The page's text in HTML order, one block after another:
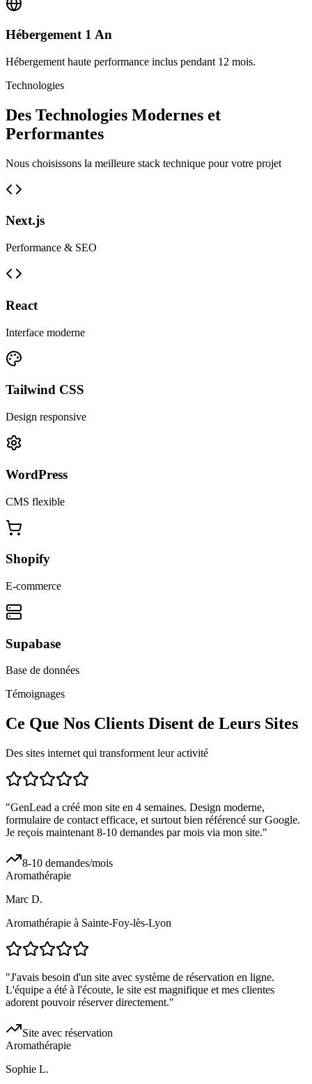
Hébergement 1 An
Hébergement haute performance inclus pendant 12 mois.
Technologies
Des Technologies Modernes et
Performantes
Nous choisissons la meilleure stack technique pour votre projet
Next.js
Performance & SEO
React
Interface moderne
Tailwind CSS
Design responsive
WordPress
CMS flexible
Shopify
E-commerce
Supabase
Base de données
Témoignages
Ce Que Nos Clients Disent de Leurs Sites
Des sites internet qui transforment leur activité
"GenLead a créé mon site en 4 semaines. Design moderne,
formulaire de contact efficace, et surtout bien référencé sur Google.
Je reçois maintenant 8-10 demandes par mois via mon site."
8-10 demandes/mois
Aromathérapie
Marc D.
Aromathérapie à Sainte-Foy-lès-Lyon
"J'avais besoin d'un site avec système de réservation en ligne.
L'équipe a été à l'écoute, le site est magnifique et mes clientes
adorent pouvoir réserver directement."
Site avec réservation
Aromathérapie
Sophie L.